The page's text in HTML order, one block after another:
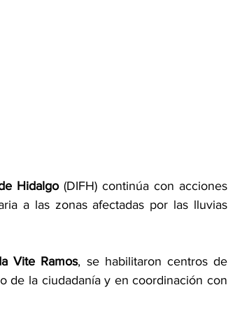
Hidalgo (DIFH) continúa con acciones
a las zonas afectadas por las lluvias
Vite Ramos, se habilitaron centros de
de la ciudadanía y en coordinación con